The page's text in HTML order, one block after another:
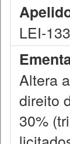
LEI-
Altera
direito
30%